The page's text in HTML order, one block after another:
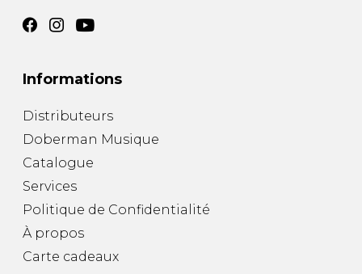
Informations
Distributeurs
Doberman Musique
Catalogue
Services
Politique de Confidentialité
À propos
Carte cadeaux